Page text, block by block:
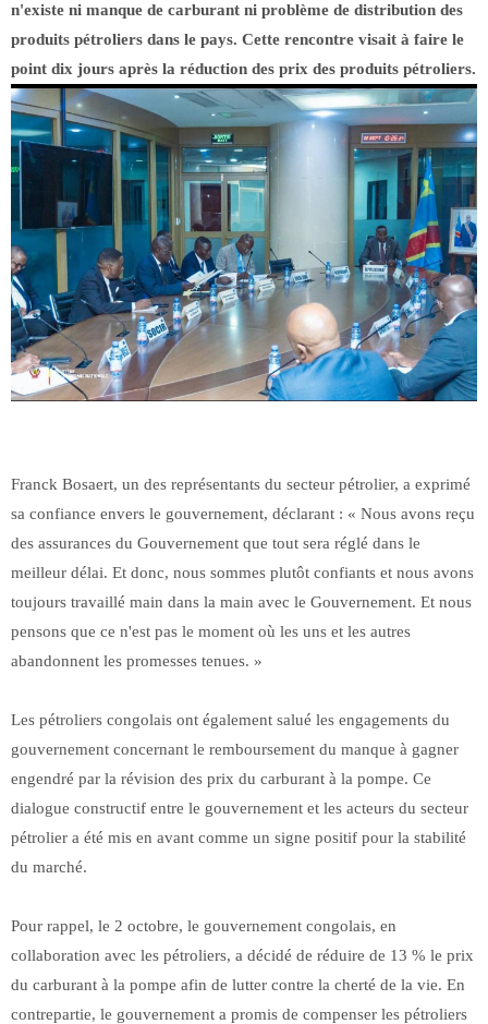
n'existe ni manque de carburant ni problème de distribution des
produits pétroliers dans le pays. Cette rencontre visait à faire le
point dix jours après la réduction des prix des produits pétroliers.
Franck Bosaert, un des représentants du secteur pétrolier, a exprimé
sa confiance envers le gouvernement, déclarant : « Nous avons reçu
des assurances du Gouvernement que tout sera réglé dans le
meilleur délai. Et donc, nous sommes plutôt confiants et nous avons
toujours travaillé main dans la main avec le Gouvernement. Et nous
pensons que ce n'est pas le moment où les uns et les autres
abandonnent les promesses tenues. »
Les pétroliers congolais ont également salué les engagements du
gouvernement concernant le remboursement du manque à gagner
engendré par la révision des prix du carburant à la pompe. Ce
dialogue constructif entre le gouvernement et les acteurs du secteur
pétrolier a été mis en avant comme un signe positif pour la stabilité
du marché.
Pour rappel, le 2 octobre, le gouvernement congolais, en
collaboration avec les pétroliers, a décidé de réduire de 13 % le prix
du carburant à la pompe afin de lutter contre la cherté de la vie. En
contrepartie, le gouvernement a promis de compenser les pétroliers